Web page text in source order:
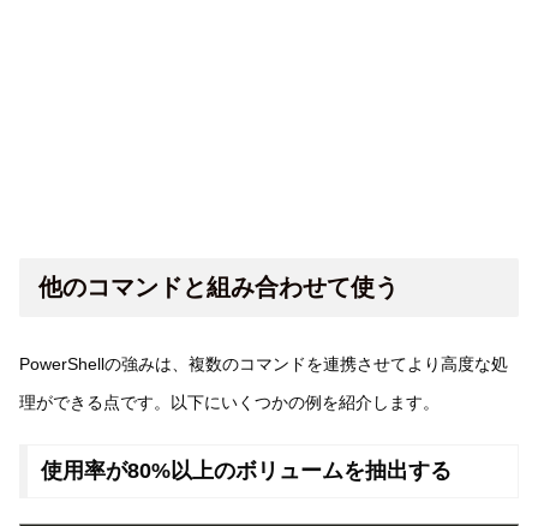
他のコマンドと組み合わせて使う
PowerShellの強みは、複数のコマンドを連携させてより高度な処
理ができる点です。以下にいくつかの例を紹介します。
使用率が80%以上のボリュームを抽出する